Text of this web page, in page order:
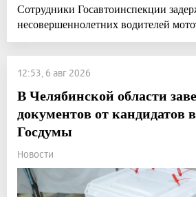
Сотрудники Госавтоинспекции
несовершеннолетних водителей
12:53, 6 авг 2026
В Челябинской области
документов от кандидатов
Госдумы
Новости